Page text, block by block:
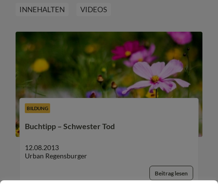
INNEHALTEN
VIDEOS
BILDUNG
Buchtipp – Schwester Tod
12.08.2013
Urban Regensburger
Beitrag lesen